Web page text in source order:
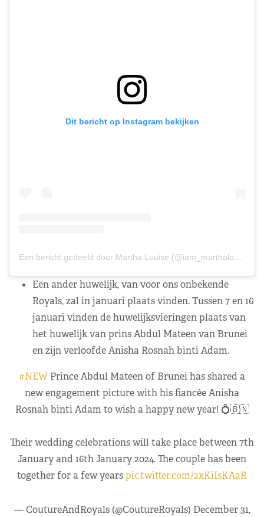
Dit bericht op Instagram bekijken
Een bericht gedeeld door Märtha Louise (@iam_marthalouise)
Een ander huwelijk, van voor ons onbekende
Royals, zal in januari plaats vinden. Tussen 7 en 16
januari vinden de huwelijksvieringen plaats van
het huwelijk van prins Abdul Mateen van Brunei
en zijn verloofde Anisha Rosnah binti Adam.
#NEW Prince Abdul Mateen of Brunei has shared a
new engagement picture with his fiancée Anisha
Rosnah binti Adam to wish a happy new year! 💍🇧🇳
Their wedding celebrations will take place between 7th
January and 16th January 2024. The couple has been
together for a few yearspic.twitter.com/2xKiIsKAaR
— CoutureAndRoyals (@CoutureRoyals) December 31,